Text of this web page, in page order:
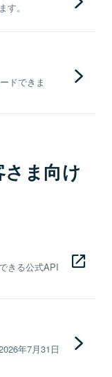
。
ドできま
ま向け
きる公式API
年7月31日